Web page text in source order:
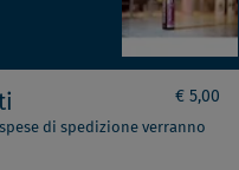
€ 5,00
di spedizione verranno